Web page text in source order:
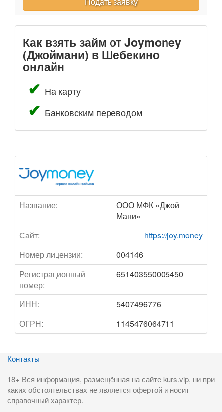
Как взять займ от Joymoney
(Джоймани) в Шебекино
онлайн
На карту
Банковским переводом
Название:
ООО МФК «Джой
Мани»
Сайт:
https://joy.money
Номер лицензии:
004146
Регистрационный
номер:
651403550005450
ИНН:
5407496776
ОГРН:
1145476064711
Контакты
18+ Вся информация, размещённая на сайте kurs.vip, ни при
каких обстоятельствах не является офертой и носит
справочный характер.